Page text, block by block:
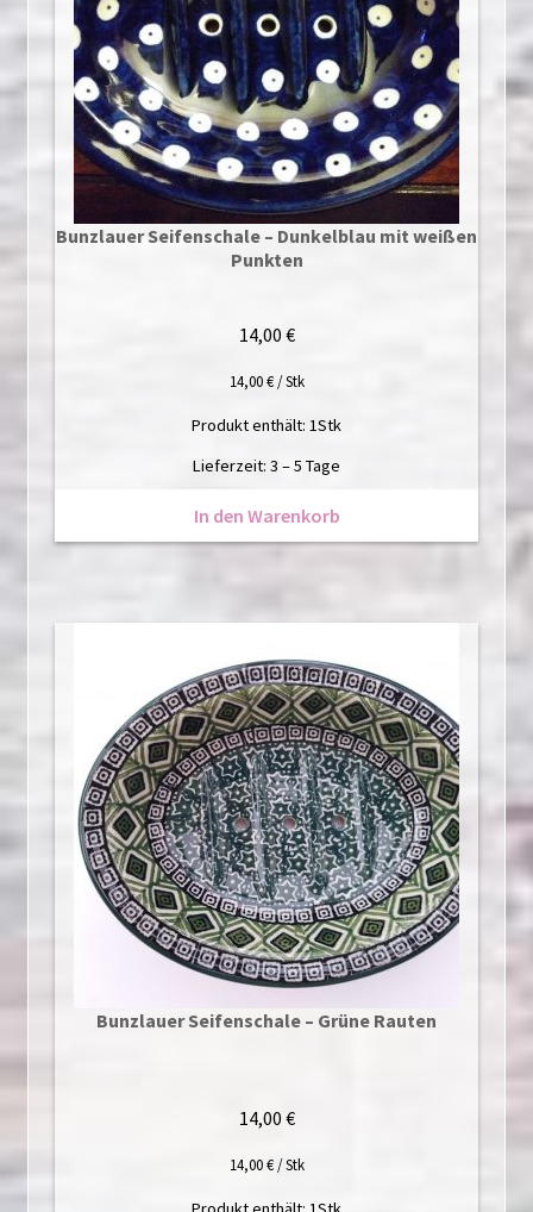
Bunzlauer Seifenschale – Dunkelblau mit weißen
Punkten
14,00 €
14,00€/Stk
Produkt enthält: 1Stk
Lieferzeit: 3 – 5 Tage
In den Warenkorb
Bunzlauer Seifenschale – Grüne Rauten
14,00 €
14,00€/Stk